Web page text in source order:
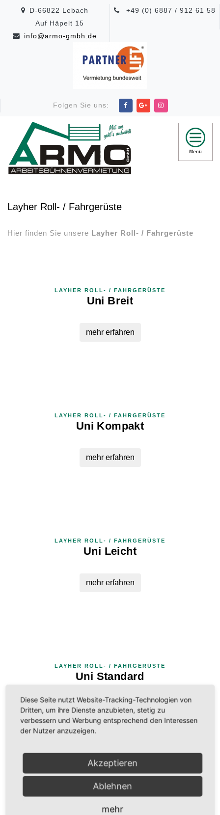
D-66822 Lebach
Auf Häpelt 15
+49 (0) 6887 / 912 61 58
info@armo-gmbh.de
Folgen Sie uns:
Layher Roll- / Fahrgerüste
Hier finden Sie unsere Layher Roll- / Fahrgerüste
LAYHER ROLL- / FAHRGERÜSTE
Uni Breit
mehr erfahren
LAYHER ROLL- / FAHRGERÜSTE
Uni Kompakt
mehr erfahren
LAYHER ROLL- / FAHRGERÜSTE
Uni Leicht
mehr erfahren
LAYHER ROLL- / FAHRGERÜSTE
Uni Standard
mehr erfahren
Kontakt zu uns
Diese Seite nutzt Website-Tracking-Technologien von
Dritten, um ihre Dienste anzubieten, stetig zu
verbessern und Werbung entsprechend den Interessen
der Nutzer anzuzeigen.
Akzeptieren
Ablehnen
mehr